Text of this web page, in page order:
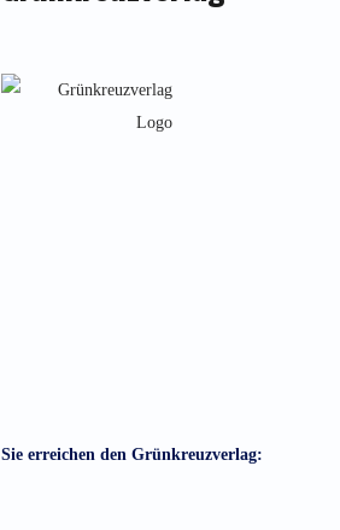
Sie erreichen den Grünkreuzverlag: